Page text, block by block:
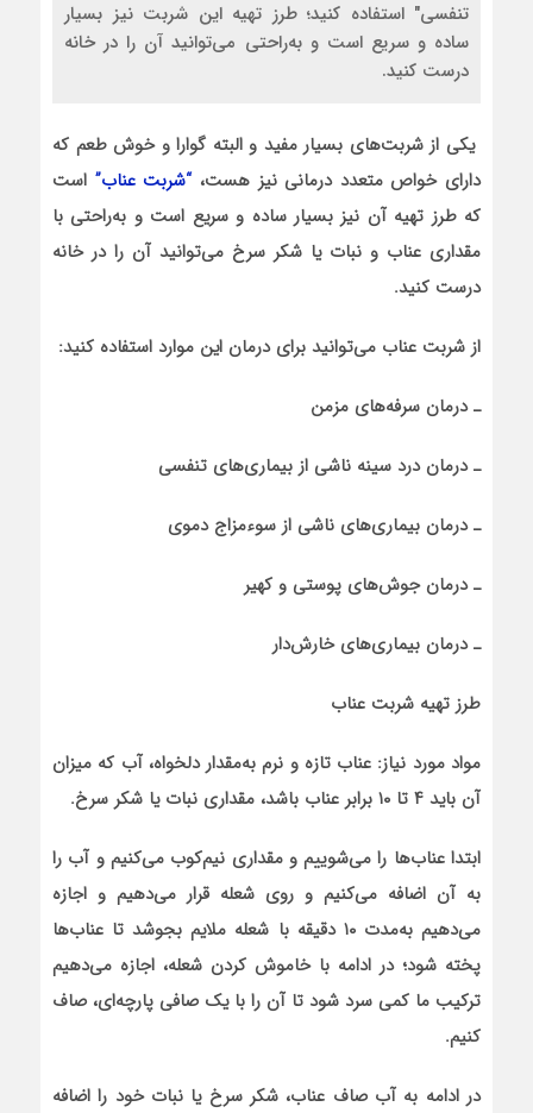
تنفسی" استفاده کنید؛ طرز تهیه این شربت نیز بسیار
ساده و سریع است و به‌راحتی می‌توانید آن را در خانه
درست کنید.
یکی از شربت‌های بسیار مفید و البته گوارا و خوش طعم که
دارای خواص متعدد درمانی نیز هست،“شربت عناب” است
که طرز تهیه آن نیز بسیار ساده و سریع است و به‌راحتی با
مقداری عناب و نبات یا شکر سرخ می‌توانید آن را در خانه
درست کنید.
از شربت عناب می‌توانید برای درمان این موارد استفاده کنید:
ـ درمان سرفه‌های مزمن
ـ درمان درد سینه ناشی از بیماری‌های تنفسی
ـ درمان بیماری‌های ناشی از سوء‌مزاج دموی
ـ درمان جوش‌های پوستی و کهیر
ـ درمان بیماری‌های خارش‌دار
طرز تهیه شربت عناب
مواد مورد نیاز: عناب تازه و نرم به‌مقدار دلخواه، آب که میزان
آن باید ۴ تا ۱۰ برابر عناب باشد، مقداری نبات یا شکر سرخ.
ابتدا عناب‌ها را می‌شوییم و مقداری نیم‌کوب می‌کنیم و آب را
به آن اضافه می‌کنیم و روی شعله قرار می‌دهیم و اجازه
می‌دهیم به‌مدت ۱۰ دقیقه با شعله ملایم بجوشد تا عناب‌ها
پخته شود؛ در ادامه با خاموش کردن شعله، اجازه می‌دهیم
ترکیب ما کمی سرد شود تا آن را با یک صافی پارچه‌ای، صاف
کنیم.
در ادامه به آب صاف عناب، شکر سرخ یا نبات خود را اضافه